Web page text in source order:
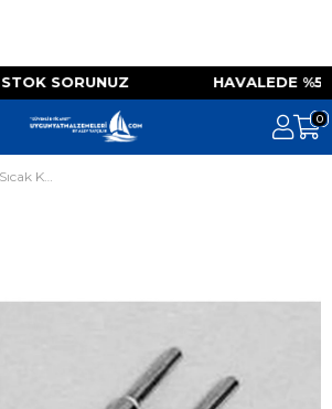
STOK SORUNUZ
0
HSGM Sıcak Kesme Yedek Bıçağı / Halat Kesme Aleti Yedek Bıçağı, Heißschneider